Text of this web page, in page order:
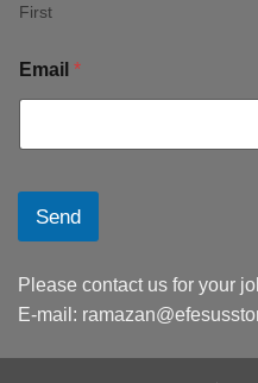
First
Email *
Send
Please contact us for your
E-mail: